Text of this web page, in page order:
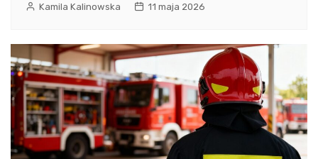
Kamila Kalinowska 11 maja 2026